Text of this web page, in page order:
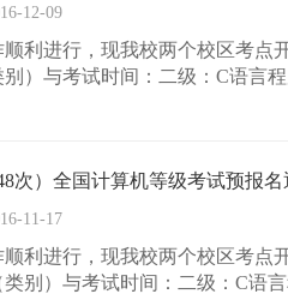
12-09
利进行，现我校两个校区考点
）与考试时间：二级：C语言
次）全国计算机等级考试预报名
11-17
利进行，现我校两个校区考点
别）与考试时间：二级：C语